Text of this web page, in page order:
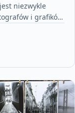
niezwykle
i grafików.